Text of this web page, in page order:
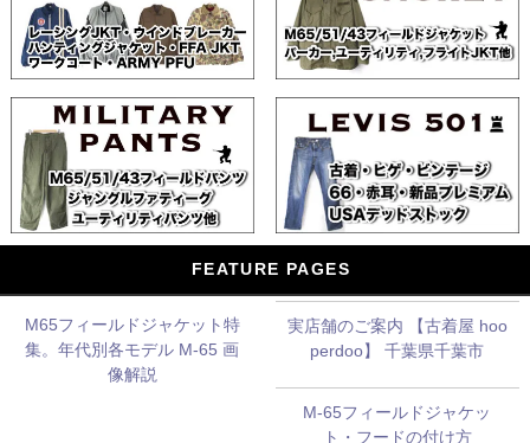
FEATURE PAGES
M65フィールドジャケット特
集。年代別各モデル M-65 画
像解説
実店舗のご案内 【古着屋 hoo
perdoo】 千葉県千葉市
M-65フィールドジャケッ
ト・フードの付け方